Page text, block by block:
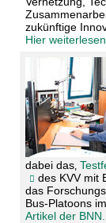
zukünftige
Hier
dabei das‚
des KVV mit
das
Bus‑Platoons
Artikel der BNN.